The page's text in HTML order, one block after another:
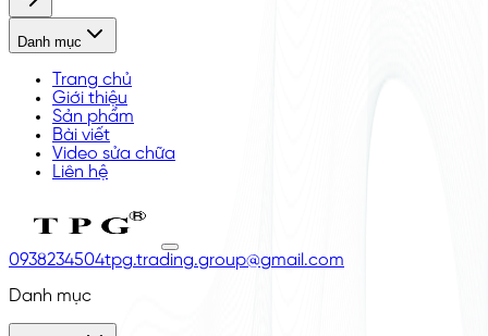
Danh mục
Trang chủ
Giới thiệu
Sản phẩm
Bài viết
Video sửa chữa
Liên hệ
0938234504tpg.trading.group@gmail.com
Danh mục